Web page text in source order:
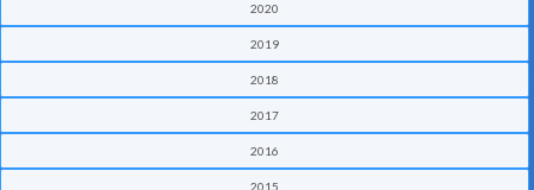
2020
2019
2018
2017
2016
2015